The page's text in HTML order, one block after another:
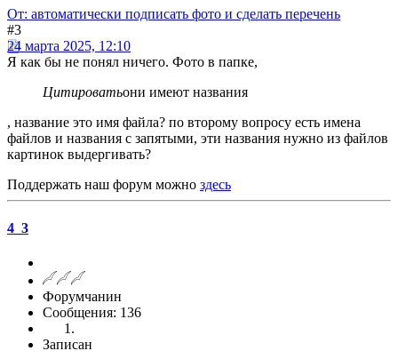
От: автоматически подписать фото и сделать перечень
#3
24 марта 2025, 12:10
Я как бы не понял ничего. Фото в папке,
Цитироватьони имеют названия
, название это имя файла? по второму вопросу есть имена
файлов и названия с запятыми, эти названия нужно из файлов
картинок выдергивать?
Поддержать наш форум можно здесь
4_3
Форумчанин
Сообщения: 136
Записан